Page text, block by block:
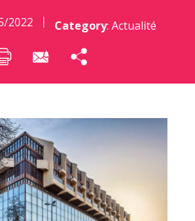
2022 Category: Actualité